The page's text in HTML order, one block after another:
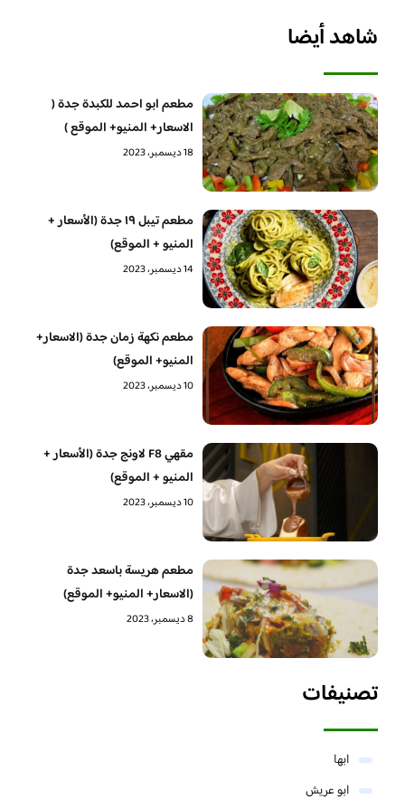
شاهد أيضا
مطعم ابو احمد للكبدة جدة (
الاسعار+ المنيو+ الموقع )
18 ديسمبر، 2023
مطعم تيبل ١٩ جدة (الأسعار +
المنيو + الموقع)
14 ديسمبر، 2023
مطعم نكهة زمان جدة (الاسعار+
المنيو+ الموقع)
10 ديسمبر، 2023
مقهي F8 لاونج جدة (الأسعار +
المنيو + الموقع)
10 ديسمبر، 2023
مطعم هريسة باسعد جدة
(الاسعار+ المنيو+ الموقع)
8 ديسمبر، 2023
تصنيفات
ابها
ابو عريش